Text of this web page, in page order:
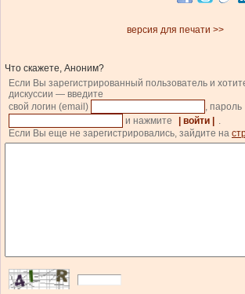
версия для печати >>
Что скажете, Аноним?
Если Вы зарегистрированный пользователь и
дискуссии — введите
свой логин (email)
, пароль
и нажмите
| войти |
.
Если Вы еще не зарегистрировались, зайдите на